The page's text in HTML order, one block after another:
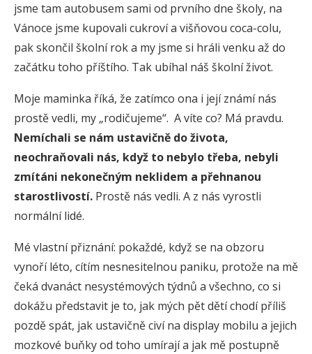
jsme tam autobusem sami od prvního dne školy, na
Vánoce jsme kupovali cukroví a višňovou coca-colu,
pak skončil školní rok a my jsme si hráli venku až do
začátku toho příštího. Tak ubíhal náš školní život.
Moje maminka říká, že zatímco ona i její známí nás
prostě vedli, my „rodičujeme“. A víte co? Má pravdu.
Nemíchali se nám ustavičně do života,
neochraňovali nás, když to nebylo třeba, nebyli
zmítáni nekonečným neklidem a přehnanou
starostlivostí. Prostě nás vedli. A z nás vyrostli
normální lidé.
Mé vlastní přiznání: pokaždé, když se na obzoru
vynoří léto, cítím nesnesitelnou paniku, protože na mě
čeká dvanáct nesystémových týdnů a všechno, co si
dokážu představit je to, jak mých pět dětí chodí příliš
pozdě spát, jak ustavičně civí na display mobilu a jejich
mozkové buňky od toho umírají a jak mě postupně